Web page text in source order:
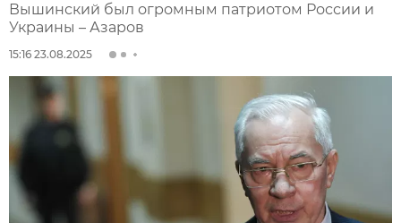
Вышинский был огромным патриотом России и
Украины – Азаров
15:16 23.08.2025